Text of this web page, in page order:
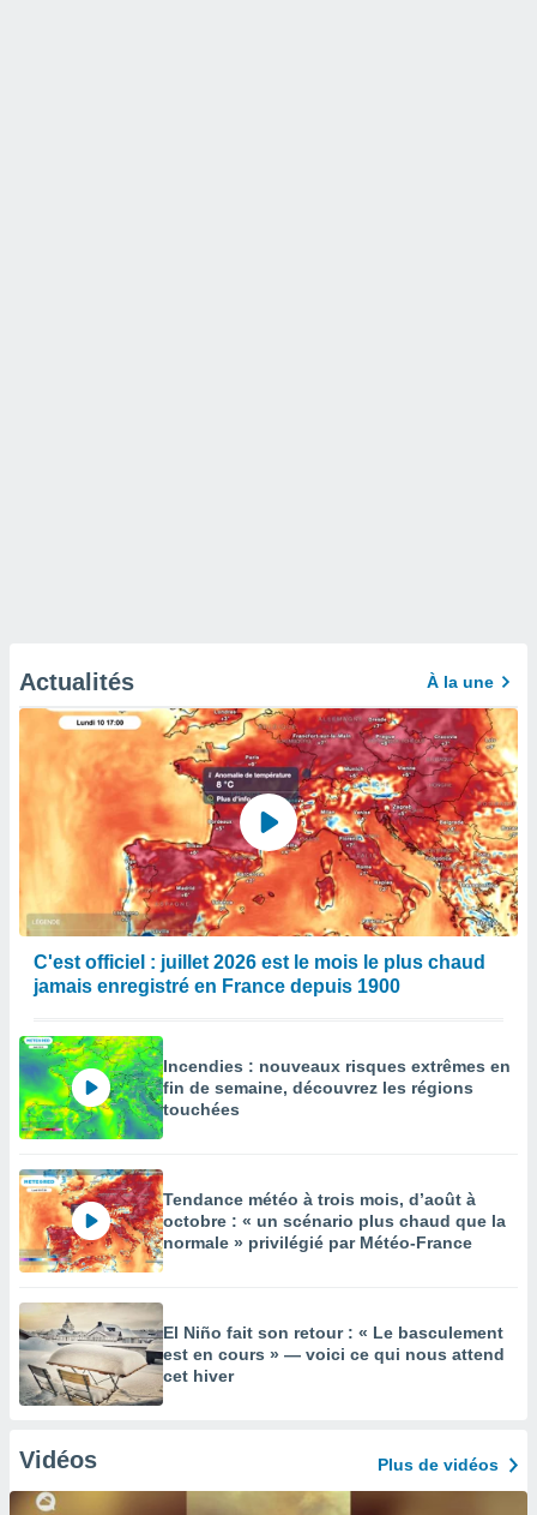
Actualités À la une
C'est officiel : juillet 2026 est le mois le plus chaud
jamais enregistré en France depuis 1900
Incendies : nouveaux risques extrêmes en
fin de semaine, découvrez les régions
touchées
Tendance météo à trois mois, d’août à
octobre : « un scénario plus chaud que la
normale » privilégié par Météo-France
El Niño fait son retour : « Le basculement
est en cours » — voici ce qui nous attend
cet hiver
Vidéos Plus de vidéos